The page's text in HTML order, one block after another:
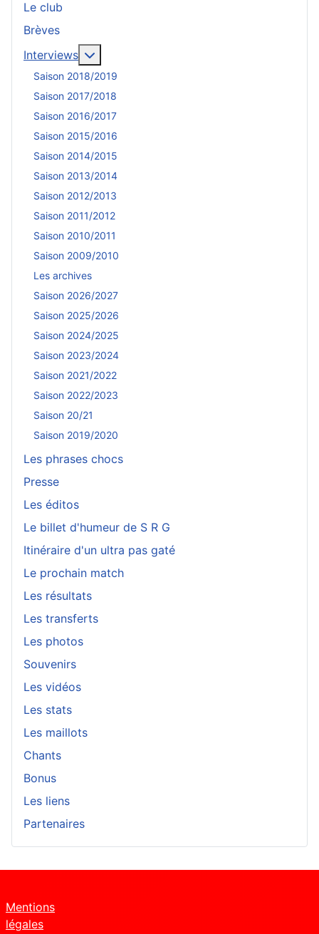
Le club
Brèves
Interviews
Saison 2018/2019
Saison 2017/2018
Saison 2016/2017
Saison 2015/2016
Saison 2014/2015
Saison 2013/2014
Saison 2012/2013
Saison 2011/2012
Saison 2010/2011
Saison 2009/2010
Les archives
Saison 2026/2027
Saison 2025/2026
Saison 2024/2025
Saison 2023/2024
Saison 2021/2022
Saison 2022/2023
Saison 20/21
Saison 2019/2020
Les phrases chocs
Presse
Les éditos
Le billet d'humeur de S R G
Itinéraire d'un ultra pas gaté
Le prochain match
Les résultats
Les transferts
Les photos
Souvenirs
Les vidéos
Les stats
Les maillots
Chants
Bonus
Les liens
Partenaires
Mentions
légales